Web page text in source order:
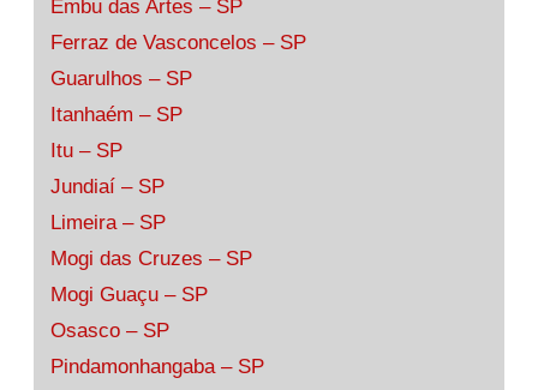
Embu das Artes – SP
Ferraz de Vasconcelos – SP
Guarulhos – SP
Itanhaém – SP
Itu – SP
Jundiaí – SP
Limeira – SP
Mogi das Cruzes – SP
Mogi Guaçu – SP
Osasco – SP
Pindamonhangaba – SP